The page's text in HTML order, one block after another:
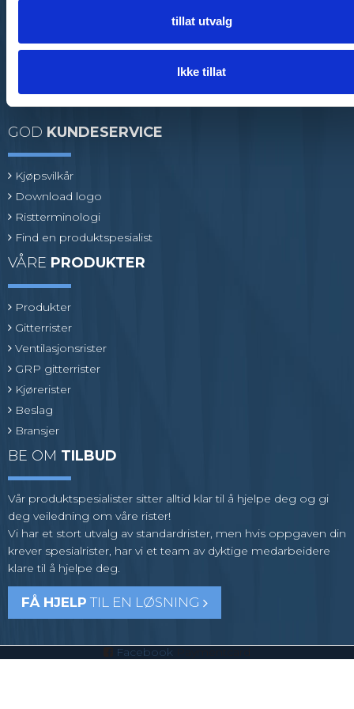
tillat utvalg
Ikke tillat
GOD KUNDESERVICE
Kjøpsvilkår
Download logo
Ristterminologi
Find en produktspesialist
VÅRE PRODUKTER
Produkter
Gitterrister
Ventilasjonsrister
GRP gitterrister
Kjørerister
Beslag
Bransjer
BE OM TILBUD
Vår produktspesialister sitter alltid klar til å hjelpe deg og gi
deg veiledning om våre rister!
Vi har et stort utvalg av standardrister, men hvis oppgaven din
krever spesialrister, har vi et team av dyktige medarbeidere
klare til å hjelpe deg.
FÅ HJELP TIL EN LØSNING
Facebook